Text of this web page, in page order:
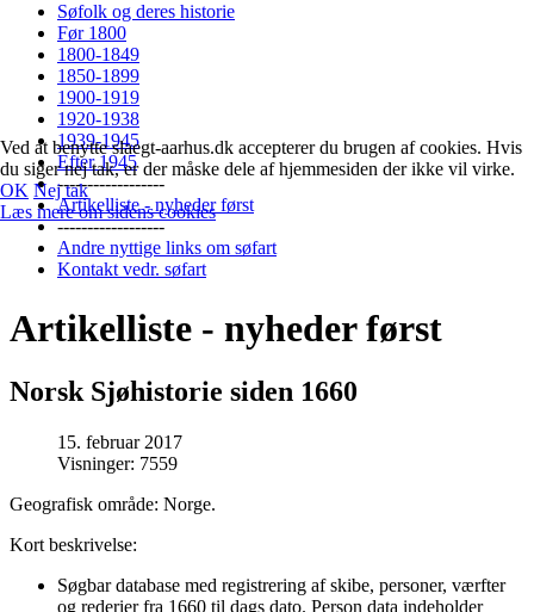
Søfolk og deres historie
Før 1800
1800-1849
1850-1899
1900-1919
1920-1938
1939-1945
Efter 1945
------------------
Artikelliste - nyheder først
------------------
Andre nyttige links om søfart
Kontakt vedr. søfart
Artikelliste - nyheder først
Norsk Sjøhistorie siden 1660
15. februar 2017
Visninger: 7559
Geografisk område: Norge.
Kort beskrivelse:
Søgbar database med registrering af skibe, personer, værfter
og rederier fra 1660 til dags dato. Person data indeholder
Ved at benytte slaegt-aarhus.dk accepterer du brugen af cookies. Hvis
du siger nej tak, er der måske dele af hjemmesiden der ikke vil virke.
OK Nej tak
Læs mere om sidens cookies